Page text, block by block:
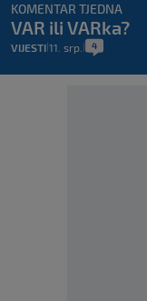
KOMENTAR TJEDNA
VAR ili VARka?
VIJESTI 11. srp. 4